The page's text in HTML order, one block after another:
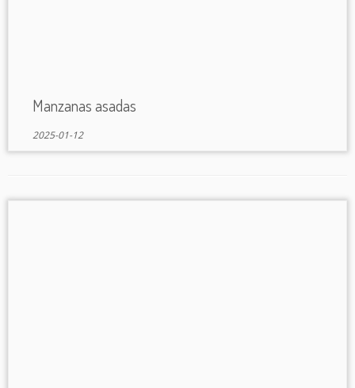
Manzanas asadas
2025-01-12